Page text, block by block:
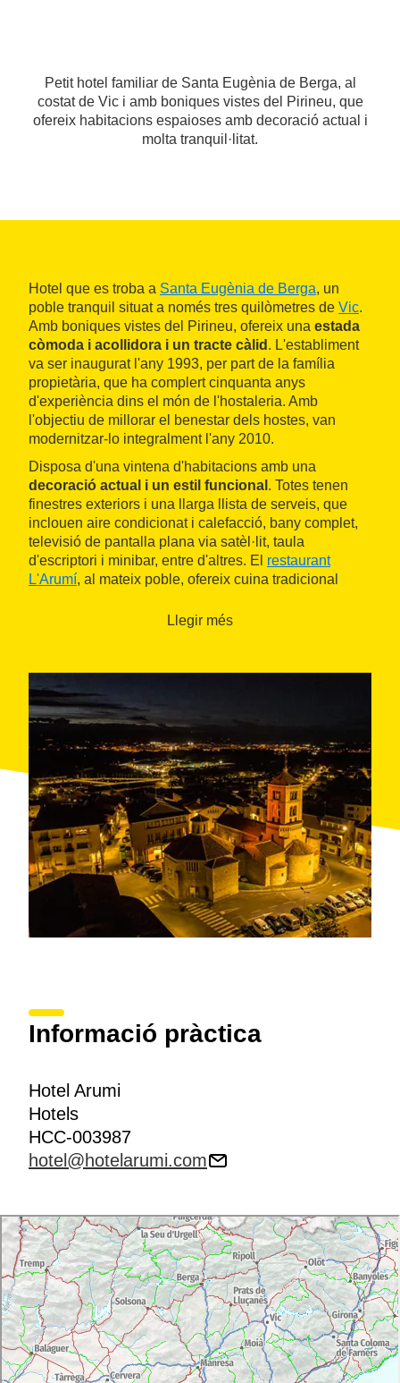
Petit hotel familiar de Santa Eugènia de Berga, al
costat de Vic i amb boniques vistes del Pirineu, que
ofereix habitacions espaioses amb decoració actual i
molta tranquil·litat.
Hotel que es troba a Santa Eugènia de Berga, un
poble tranquil situat a només tres quilòmetres de Vic.
Amb boniques vistes del Pirineu, ofereix una estada
còmoda i acollidora i un tracte càlid . L'establiment
va ser inaugurat l'any 1993, per part de la família
propietària, que ha complert cinquanta anys
d'experiència dins el món de l'hostaleria. Amb
l'objectiu de millorar el benestar dels hostes, van
modernitzar-lo integralment l'any 2010.
Disposa d'una vintena d'habitacions amb una
decoració actual i un estil funcional . Totes tenen
finestres exteriors i una llarga llista de serveis, que
inclouen aire condicionat i calefacció, bany complet,
televisió de pantalla plana via satèl·lit, taula
d'escriptori i minibar, entre d'altres. El restaurant
L'Arumí, al mateix poble, ofereix cuina tradicional
especialitats en peix i marisc fresc.
Llegir més
Informació pràctica
Hotel Arumi
Hotels
HCC-003987
hotel@hotelarumi.com